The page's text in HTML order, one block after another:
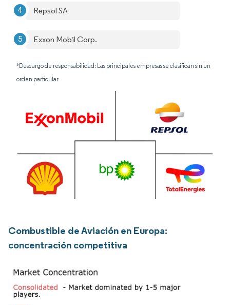
Repsol SA
Exxon Mobil Corp.
*Descargo de responsabilidad: Las principales empresas se clasifican sin un
orden particular
Combustible de Aviación en Europa:
concentración competitiva